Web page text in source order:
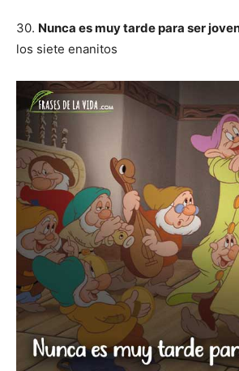
30. Nunca es muy tarde para ser
los siete enanitos